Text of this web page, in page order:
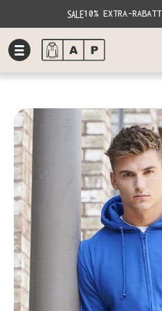
SALE10% EXTRA-RABATT